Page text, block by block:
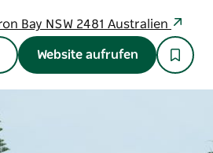
Bay NSW 2481 Australien
Website aufrufen